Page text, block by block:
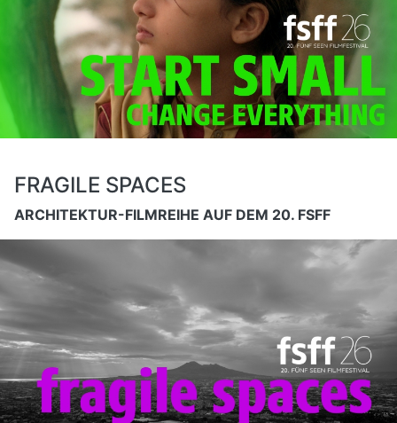
FRAGILE SPACES
ARCHITEKTUR-FILMREIHE AUF DEM 20. FSFF